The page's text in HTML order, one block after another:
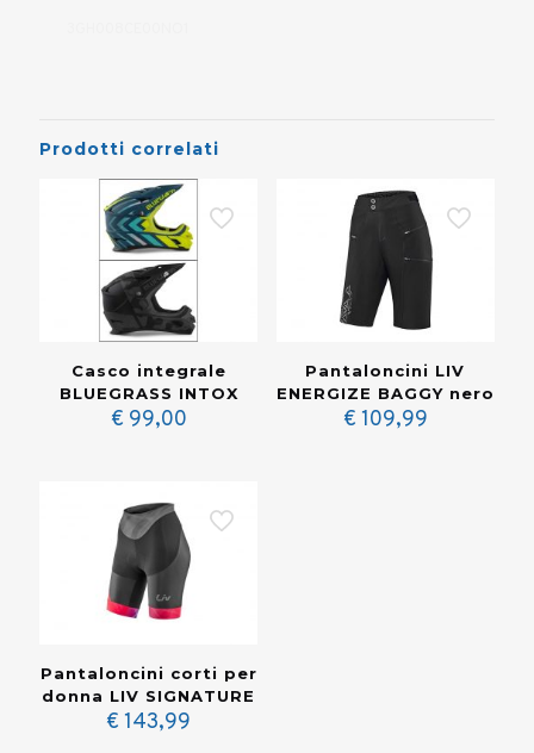
Prodotti correlati
Casco integrale
BLUEGRASS INTOX
€ 99,00
Pantaloncini LIV
ENERGIZE BAGGY nero
€ 109,99
Pantaloncini corti per
donna LIV SIGNATURE
€ 143,99